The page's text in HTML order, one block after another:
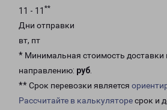
11 - 11 **
Дни отправки
вт, пт
* Минимальная стоимость
направлению: руб.
** Срок перевозки является
Рассчитайте в калькуляторесрок и